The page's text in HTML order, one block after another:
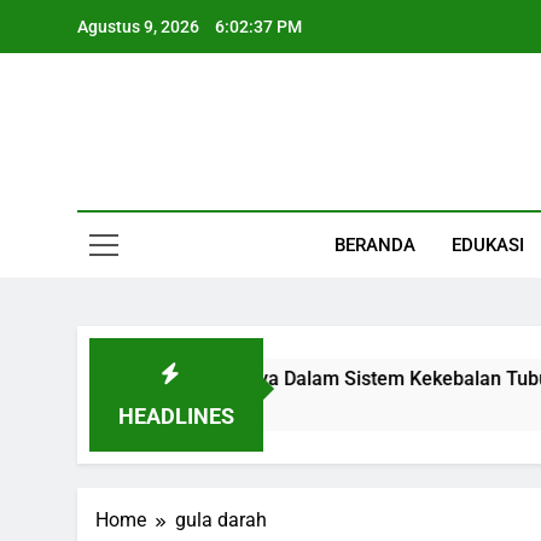
Agustus 9, 2026 6:02:37 PM
BERANDA EDUKASI
HEADLINES
Letak, Dan Perannya Dalam Sistem Kekebalan Tubuh
Home gula darah